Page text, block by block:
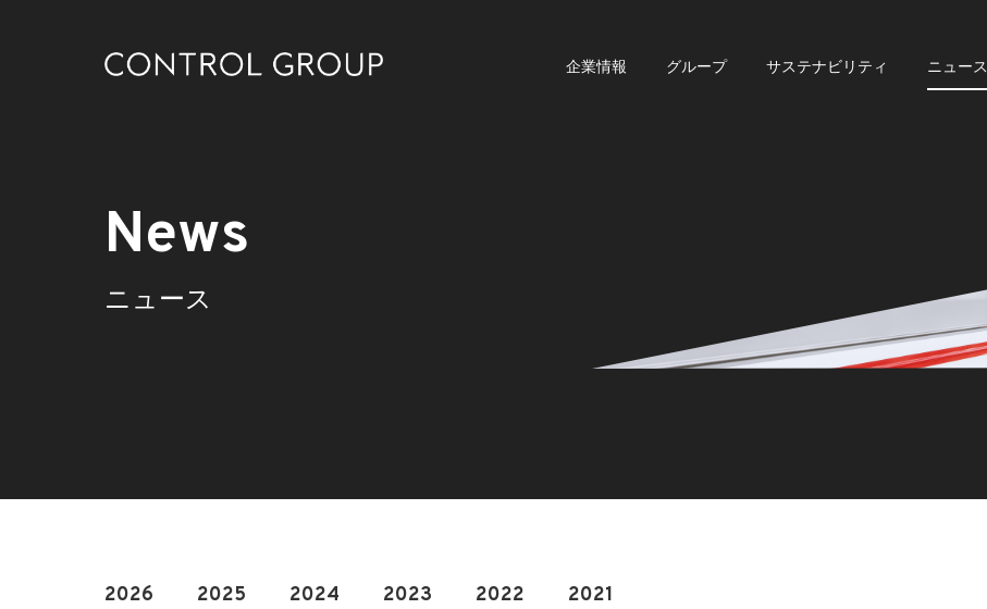
企業情報 グループ サステナビリティ ニュース
News
ニュース
2026 2025 2024 2023 2022 2021